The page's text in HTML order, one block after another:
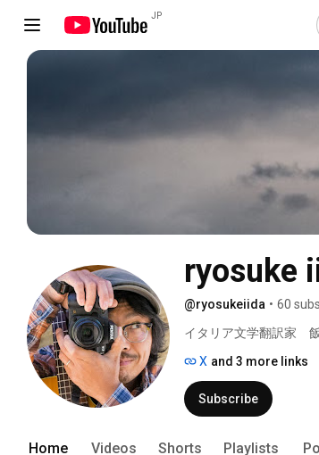
JP
ryosuke
@ryosukeiida • 60
イタリア文学翻訳家　
X and 3 more links
Subscribe
Home Videos Shorts Playlists